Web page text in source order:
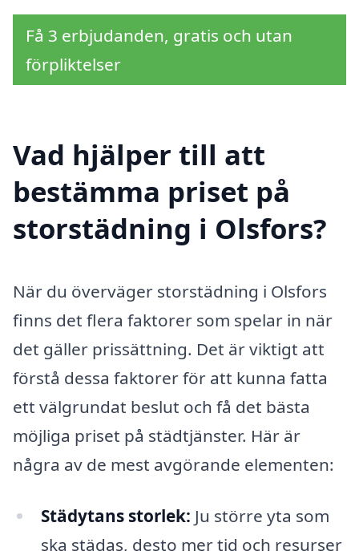
Få 3 erbjudanden, gratis och utan
förpliktelser
Vad hjälper till att
bestämma priset på
storstädning i Olsfors?
När du överväger storstädning i Olsfors
finns det flera faktorer som spelar in när
det gäller prissättning. Det är viktigt att
förstå dessa faktorer för att kunna fatta
ett välgrundat beslut och få det bästa
möjliga priset på städtjänster. Här är
några av de mest avgörande elementen:
Städytans storlek: Ju större yta som
ska städas, desto mer tid och resurser